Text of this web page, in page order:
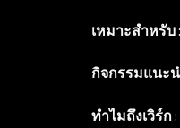
เหมาะสำหรับ
กิจกรรมแนะ
ทำไมถึงเวิร์ก: